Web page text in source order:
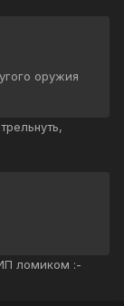
оружия
ломиком :-